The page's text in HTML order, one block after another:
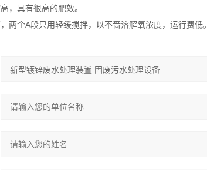
具有很高的肥效。
个A段只用轻缓搅拌，以不啬溶解氧浓度，运行费低。